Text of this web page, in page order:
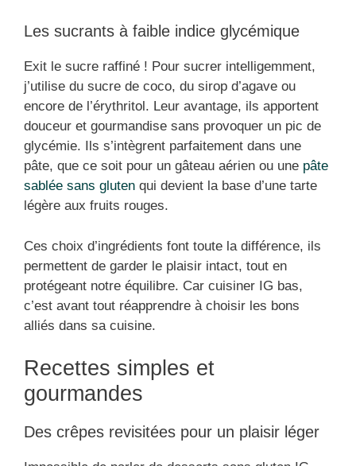
Les sucrants à faible indice glycémique
Exit le sucre raffiné ! Pour sucrer intelligemment,
j’utilise du sucre de coco, du sirop d’agave ou
encore de l’érythritol. Leur avantage, ils apportent
douceur et gourmandise sans provoquer un pic de
glycémie. Ils s’intègrent parfaitement dans une
pâte, que ce soit pour un gâteau aérien ou une pâte
sablée sans gluten qui devient la base d’une tarte
légère aux fruits rouges.
Ces choix d’ingrédients font toute la différence, ils
permettent de garder le plaisir intact, tout en
protégeant notre équilibre. Car cuisiner IG bas,
c’est avant tout réapprendre à choisir les bons
alliés dans sa cuisine.
Recettes simples et
gourmandes
Des crêpes revisitées pour un plaisir léger